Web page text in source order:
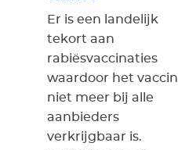
Er is een landelijk
tekort aan
rabiësvaccinaties
waardoor het vaccin
niet meer bij alle
aanbieders
verkrijgbaar is.